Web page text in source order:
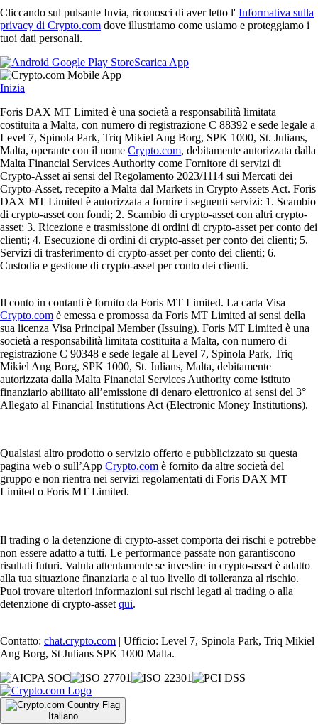
Cliccando sul pulsante Invia, riconosci di aver letto l' Informativa sulla
privacy di Crypto.com dove illustriamo come usiamo e proteggiamo i
tuoi dati personali.
Scarica App
Inizia
Foris DAX MT Limited è una società a responsabilità limitata
costituita a Malta, con numero di registrazione C 88392 e sede legale a
Level 7, Spinola Park, Triq Mikiel Ang Borg, SPK 1000, St. Julians,
Malta, operante con il nome Crypto.com, debitamente autorizzata dalla
Malta Financial Services Authority come Fornitore di servizi di
Crypto-Asset ai sensi del Regolamento 2023/1114 sui Mercati dei
Crypto-Asset, recepito a Malta dal Markets in Crypto Assets Act. Foris
DAX MT Limited è autorizzata a fornire i seguenti servizi: 1. Scambio
di crypto-asset con fondi; 2. Scambio di crypto-asset con altri crypto-
asset; 3. Ricezione e trasmissione di ordini di crypto-asset per conto dei
clienti; 4. Esecuzione di ordini di crypto-asset per conto dei clienti; 5.
Servizi di trasferimento di crypto-asset per conto dei clienti; 6.
Custodia e gestione di crypto-asset per conto dei clienti.
Il conto in contanti è fornito da Foris MT Limited. La carta Visa
Crypto.com è emessa e promossa da Foris MT Limited ai sensi della
sua licenza Visa Principal Member (Issuing). Foris MT Limited è una
società a responsabilità limitata costituita a Malta, con numero di
registrazione C 90348 e sede legale al Level 7, Spinola Park, Triq
Mikiel Ang Borg, SPK 1000, St. Julians, Malta, debitamente
autorizzata dalla Malta Financial Services Authority come istituto
finanziario abilitato all’emissione di denaro elettronico ai sensi del 3°
Allegato al Financial Institutions Act (Electronic Money Institutions).
Qualsiasi altro prodotto o servizio offerto e pubblicizzato su questa
pagina web o sull’App Crypto.com è fornito da altre società del
gruppo e non rientra nei servizi regolamentati di Foris DAX MT
Limited o Foris MT Limited.
Il trading o la detenzione di crypto-asset comporta dei rischi e potrebbe
non essere adatto a tutti. Le performance passate non garantiscono
risultati futuri. Valuta attentamente se investire in crypto-asset è adatto
alla tua situazione finanziaria e al tuo livello di tolleranza al rischio.
Puoi trovare ulteriori informazioni sui rischi legati al trading o alla
detenzione di crypto-asset qui.
Contatto: chat.crypto.com | Ufficio: Level 7, Spinola Park, Triq Mikiel
Ang Borg, St Julians SPK 1000 Malta.
Italiano